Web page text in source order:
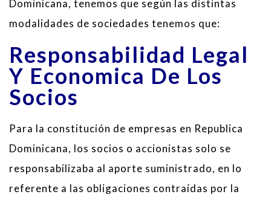
Dominicana, tenemos que según las distintas
modalidades de sociedades tenemos que:
Responsabilidad Legal
Y Economica De Los
Socios
Para la constitución de empresas en Republica
Dominicana, los socios o accionistas solo se
responsabilizaba al aporte suministrado, en lo
referente a las obligaciones contraídas por la